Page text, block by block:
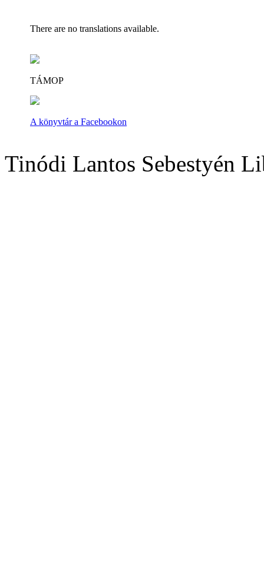
There are no translations available.
TÁMOP
A könyvtár a Facebookon
Tinódi Lantos Sebestyén